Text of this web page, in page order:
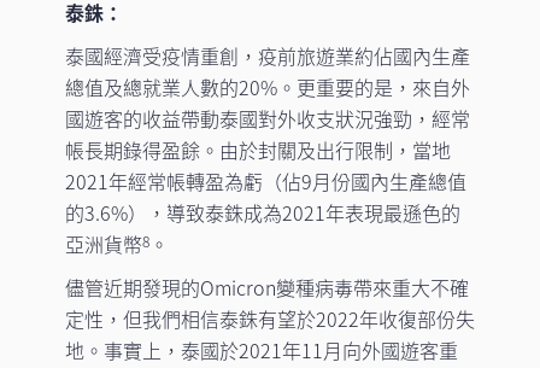
泰銖：
泰國經濟受疫情重創，疫前旅遊業約佔國內生產
總值及總就業人數的20%。更重要的是，來自外
國遊客的收益帶動泰國對外收支狀況強勁，經常
帳長期錄得盈餘。由於封關及出行限制，當地
2021年經常帳轉盈為虧（佔9月份國內生產總值
的3.6%），導致泰銖成為2021年表現最遜色的
亞洲貨幣8。
儘管近期發現的Omicron變種病毒帶來重大不確
定性，但我們相信泰銖有望於2022年收復部份失
地。事實上，泰國於2021年11月向外國遊客重